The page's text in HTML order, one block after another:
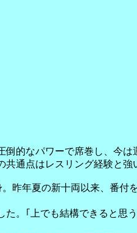
的なパワーで席巻し、今は
通点はレスリング経験と強
年夏の新十両以来、番付
。｢上でも結構できると思